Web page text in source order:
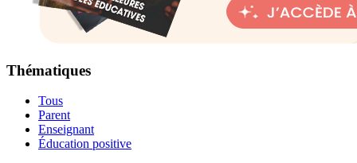
Thématiques
Tous
Parent
Enseignant
Éducation positive